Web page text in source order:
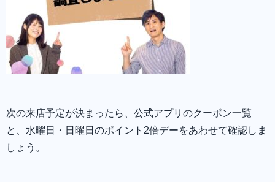
次の来店予定が決まったら、公式アプリのクーポン一覧
と、水曜日・日曜日のポイント2倍デーをあわせて確認しま
しょう。